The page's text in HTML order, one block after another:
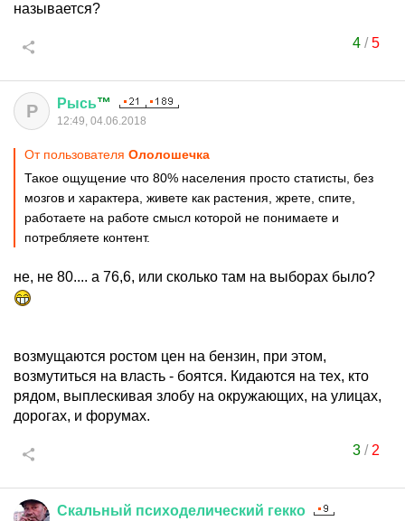
называется?
4/5
Р Рысь™
12:49, 04.06.2018
От пользователя Ололошечка
Такое ощущение что 80% населения просто статисты, без
мозгов и характера, живете как растения, жрете, спите,
работаете на работе смысл которой не понимаете и
потребляете контент.
не, не 80.... а 76,6, или сколько там на выборах было?
возмущаются ростом цен на бензин, при этом,
возмутиться на власть - боятся. Кидаются на тех, кто
рядом, выплескивая злобу на окружающих, на улицах,
дорогах, и форумах.
3/ 2
Скальный психоделический гекко